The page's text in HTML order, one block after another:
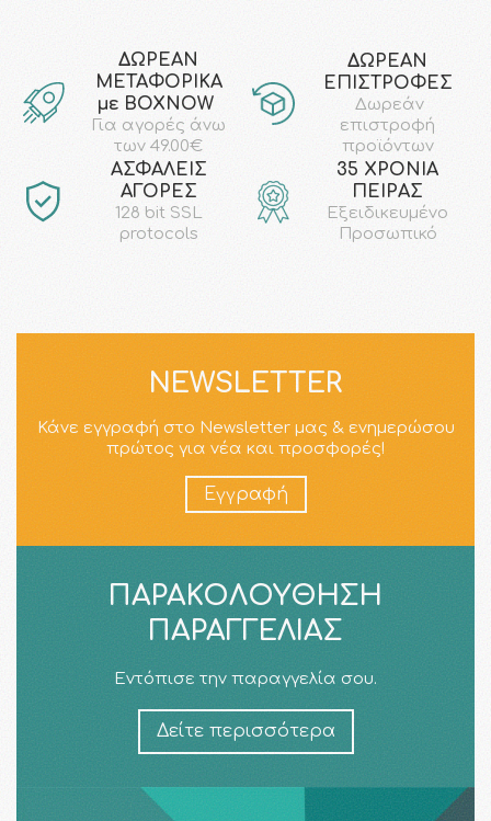
ΔΩΡΕΑΝ
ΜΕΤΑΦΟΡΙΚΑ
με ΒΟΧΝΟW
Για αγορές άνω
των 49.00€
ΔΩΡΕΑΝ
ΕΠΙΣΤΡΟΦΕΣ
Δωρεάν
επιστροφή
προϊόντων
AΣΦΑΛΕΙΣ
ΑΓΟΡΕΣ
128 bit SSL
protocols
35 ΧΡΟΝΙΑ
ΠΕΙΡΑΣ
Εξειδικευμένο
Προσωπικό
NEWSLETTER
Κάνε εγγραφή στο Newsletter μας & ενημερώσου
πρώτος για νέα και προσφορές!
Εγγραφή
ΠΑΡΑΚΟΛΟΎΘΗΣΗ
ΠΑΡΑΓΓΕΛΊΑΣ
Εντόπισε την παραγγελία σου.
Δείτε περισσότερα